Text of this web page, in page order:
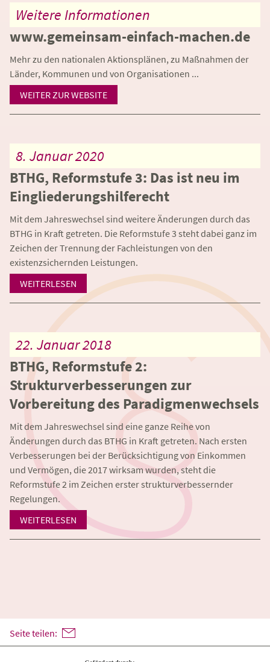
Weitere Informationen
www.gemeinsam-einfach-machen.de
Mehr zu den nationalen Aktionsplänen, zu Maßnahmen der
Länder, Kommunen und von Organisationen ...
WEITER ZUR WEBSITE
8. Januar 2020
BTHG, Reformstufe 3: Das ist neu im
Eingliederungshilferecht
Mit dem Jahreswechsel sind weitere Änderungen durch das
BTHG in Kraft getreten. Die Reformstufe 3 steht dabei ganz im
Zeichen der Trennung der Fachleistungen von den
existenzsichernden Leistungen.
WEITERLESEN
22. Januar 2018
BTHG, Reformstufe 2:
Strukturverbesserungen zur
Vorbereitung des Paradigmenwechsels
Mit dem Jahreswechsel sind eine ganze Reihe von
Änderungen durch das BTHG in Kraft getreten. Nach ersten
Verbesserungen bei der Berücksichtigung von Einkommen
und Vermögen, die 2017 wirksam wurden, steht die
Reformstufe 2 im Zeichen erster strukturverbessernder
Regelungen.
WEITERLESEN
Seite teilen: